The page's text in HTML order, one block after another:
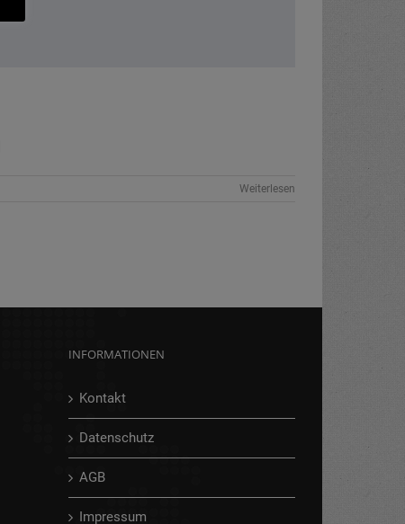
Weiterlesen
INFORMATIONEN
Kontakt
Datenschutz
AGB
Impressum